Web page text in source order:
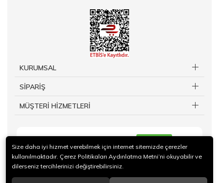
KURUMSAL
SİPARİŞ
MÜŞTERİ HİZMETLERİ
Size daha iyi hizmet verebilmek için internet sitemizde çerezler
kullanılmaktadır. Çerez Politikaları Aydınlatma Metni’ni okuyabilir ve
dilerseniz tercihlerinizi değiştirebilirsiniz.